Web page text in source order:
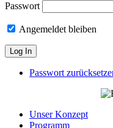
Passwort
Angemeldet bleiben
Passwort
Unser Konzept
Programm